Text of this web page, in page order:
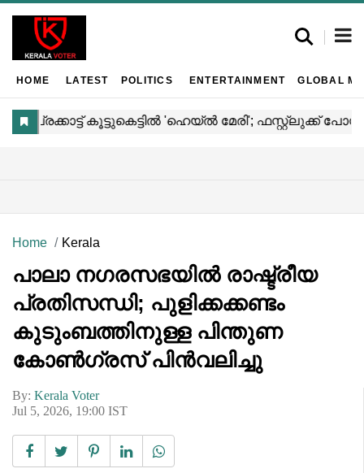
HOME LATEST POLITICS ENTERTAINMENT GLOBAL
Home Kerala
പാലാ നഗരസഭയിൽ രാഷ്ട്രീയ
പ്രതിസന്ധി; പുളിക്കക്കണ്ടം
കുടുംബത്തിനുള്ള പിന്തുണ
കോൺഗ്രസ് പിൻവലിച്ചു
By: Kerala Voter
Jul 5, 2026, 19:00 IST